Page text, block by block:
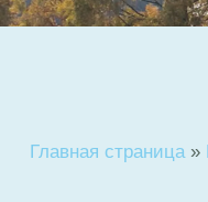
Главная страница»